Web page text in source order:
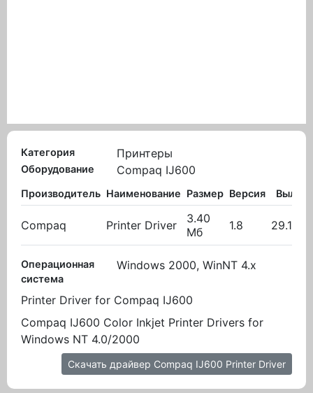
Категория Принтеры
Оборудование Compaq IJ600
Производитель Наименование Размер Версия
Compaq Printer Driver
3.40
Мб
1.8
Операционная
система
Windows 2000, WinNT 4.x
Printer Driver for Compaq IJ600
Compaq IJ600 Color Inkjet Printer Drivers for
Windows NT 4.0/2000
Скачать драйвер Compaq IJ600 Printer Driver